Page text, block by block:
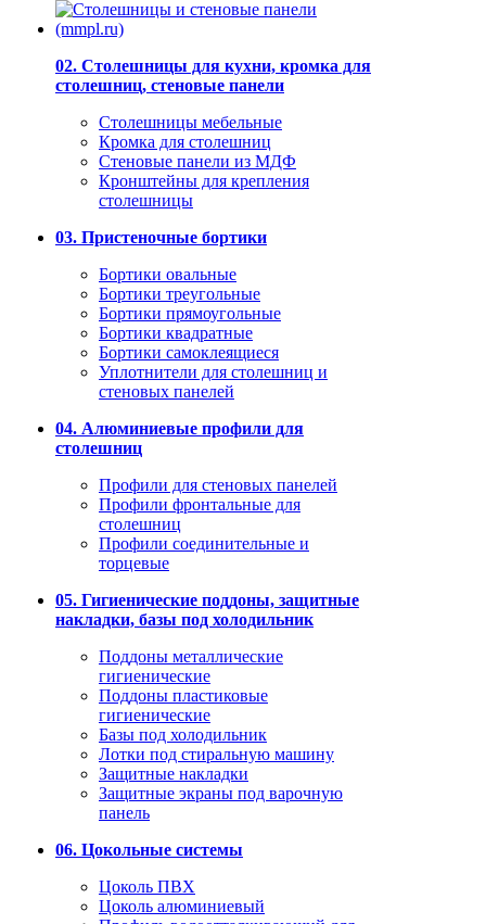
02. Столешницы для кухни, кромка для
столешниц, стеновые панели
Столешницы мебельные
Кромка для столешниц
Стеновые панели из МДФ
Кронштейны для крепления
столешницы
03. Пристеночные бортики
Бортики овальные
Бортики треугольные
Бортики прямоугольные
Бортики квадратные
Бортики самоклеящиеся
Уплотнители для столешниц и
стеновых панелей
04. Алюминиевые профили для
столешниц
Профили для стеновых панелей
Профили фронтальные для
столешниц
Профили соединительные и
торцевые
05. Гигиенические поддоны, защитные
накладки, базы под холодильник
Поддоны металлические
гигиенические
Поддоны пластиковые
гигиенические
Базы под холодильник
Лотки под стиральную машину
Защитные накладки
Защитные экраны под варочную
панель
06. Цокольные системы
Цоколь ПВХ
Цоколь алюминиевый